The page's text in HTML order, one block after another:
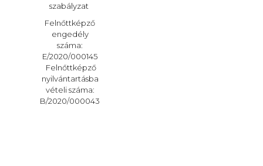
szabályzat
Felnőttképző
engedély
száma:
E/2020/000145
Felnőttképző
nyilvántartásba
vételi száma:
B/2020/000043